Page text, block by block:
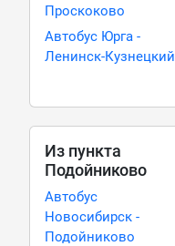
Проскоково
Автобус Юрга -
Ленинск-Кузнецкий
Из пункта
Подойниково
Автобус
Новосибирск -
Подойниково